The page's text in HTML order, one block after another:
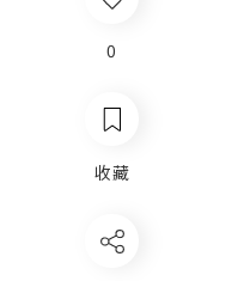
0
收藏